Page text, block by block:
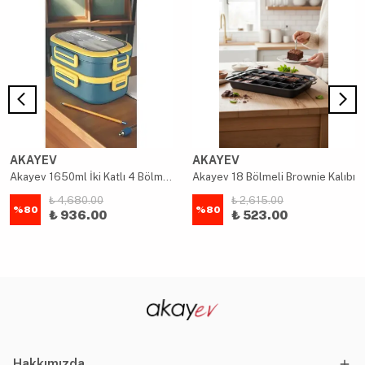
AKAYEV
Akayev 1650ml İki Katlı 4 Bölmeli Çelik Yemek Kabı Mavi
%80
₺ 4,680.00
₺ 936.00
AKAYEV
Akayev 18 Bölmeli Brownie Kalıbı
%80
₺ 2,615.00
₺ 523.00